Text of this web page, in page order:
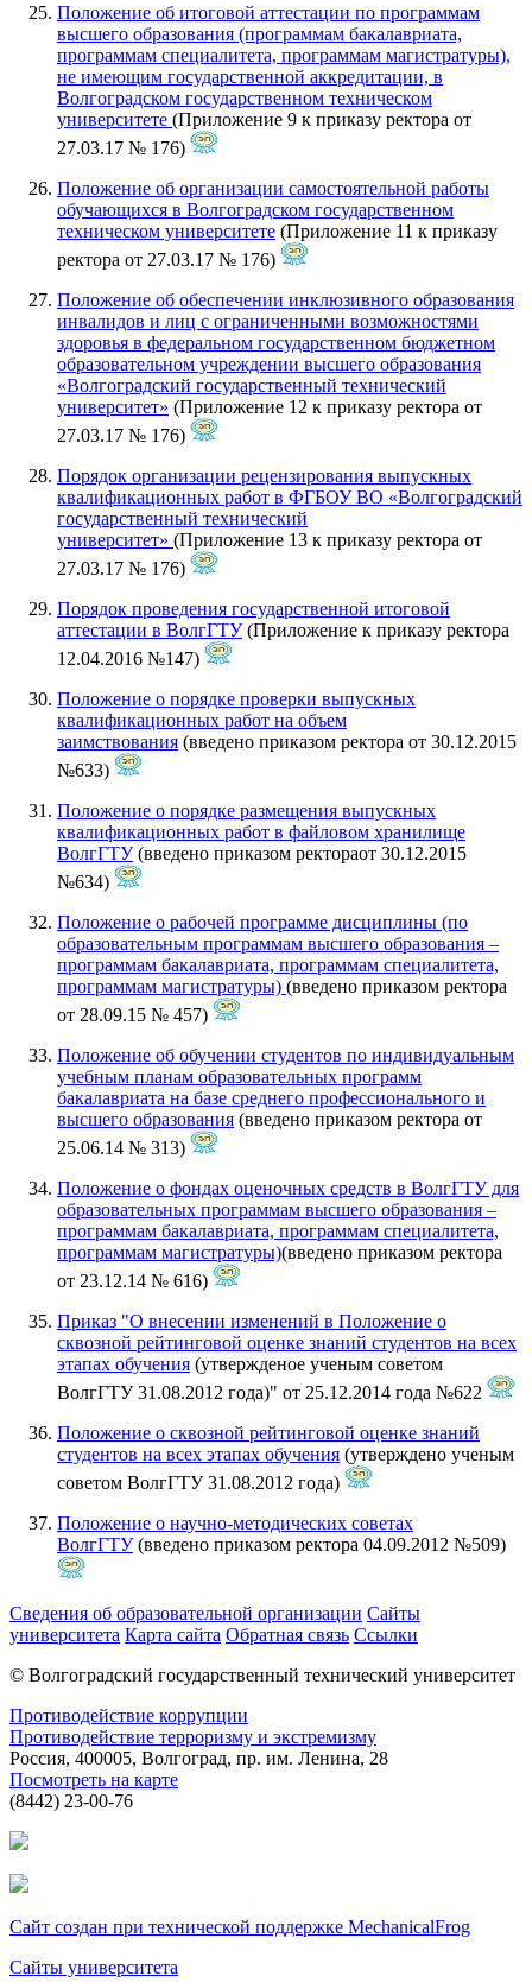
Положение об итоговой аттестации по программам
высшего образования (программам бакалавриата,
программам специалитета, программам магистратуры),
не имеющим государственной аккредитации, в
Волгоградском государственном техническом
университете (Приложение 9 к приказу ректора от
27.03.17 № 176)
Положение об организации самостоятельной работы
обучающихся в Волгоградском государственном
техническом университете (Приложение 11 к приказу
ректора от 27.03.17 № 176)
Положение об обеспечении инклюзивного образования
инвалидов и лиц с ограниченными возможностями
здоровья в федеральном государственном бюджетном
образовательном учреждении высшего образования
«Волгоградский государственный технический
университет» (Приложение 12 к приказу ректора от
27.03.17 № 176)
Порядок организации рецензирования выпускных
квалификационных работ в ФГБОУ ВО «Волгоградский
государственный технический
университет» (Приложение 13 к приказу ректора от
27.03.17 № 176)
Порядок проведения государственной итоговой
аттестации в ВолгГТУ(Приложение к приказу ректора
12.04.2016 №147)
Положение о порядке проверки выпускных
квалификационных работ на объем
заимствования (введено приказом ректора от 30.12.2015
№633)
Положение о порядке размещения выпускных
квалификационных работ в файловом хранилище
ВолгГТУ(введено приказом ректораот 30.12.2015
№634)
Положение о рабочей программе дисциплины (по
образовательным программам высшего образования –
программам бакалавриата, программам специалитета,
программам магистратуры) (введено приказом ректора
от 28.09.15 № 457)
Положение об обучении студентов по индивидуальным
учебным планам образовательных программ
бакалавриата на базе среднего профессионального и
высшего образования (введено приказом ректора от
25.06.14 № 313)
Положение о фондах оценочных средств в ВолгГТУ для
образовательных программам высшего образования –
программам бакалавриата, программам специалитета,
программам магистратуры)(введено приказом ректора
от 23.12.14 № 616)
Приказ "О внесении изменений в Положение о
сквозной рейтинговой оценке знаний студентов на всех
этапах обучения (утвержденое ученым советом
ВолгГТУ 31.08.2012 года)" от 25.12.2014 года №622
Положение о сквозной рейтинговой оценке знаний
студентов на всех этапах обучения (утверждено ученым
советом ВолгГТУ 31.08.2012 года)
Положение о научно-методических советах
ВолгГТУ(введено приказом ректора 04.09.2012 №509)
Сведения об образовательной организации Сайты
университета Карта сайта Обратная связь Ссылки
© Волгоградский государственный технический университет
Противодействие коррупции
Противодействие терроризму и экстремизму
Россия, 400005, Волгоград, пр. им. Ленина, 28
Посмотреть на карте
(8442) 23-00-76
Сайт создан при технической поддержке MechanicalFrog
Сайты университета